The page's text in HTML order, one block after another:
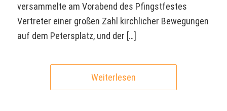
versammelte am Vorabend des Pfingstfestes
Vertreter einer großen Zahl kirchlicher Bewegungen
auf dem Petersplatz, und der […]
Weiterlesen